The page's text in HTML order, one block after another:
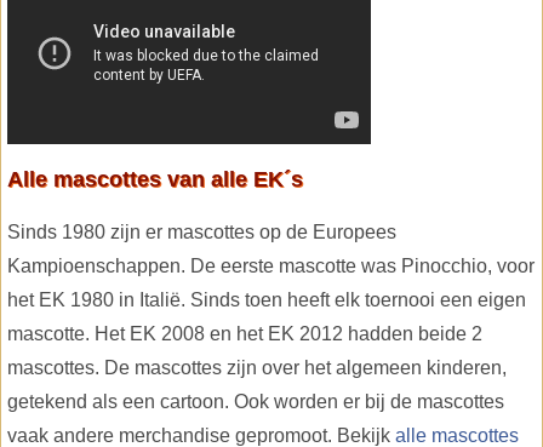
Alle mascottes van alle EK´s
Sinds 1980 zijn er mascottes op de Europees
Kampioenschappen. De eerste mascotte was Pinocchio, voor
het EK 1980 in Italië. Sinds toen heeft elk toernooi een eigen
mascotte. Het EK 2008 en het EK 2012 hadden beide 2
mascottes. De mascottes zijn over het algemeen kinderen,
getekend als een cartoon. Ook worden er bij de mascottes
vaak andere merchandise gepromoot. Bekijk alle mascottes